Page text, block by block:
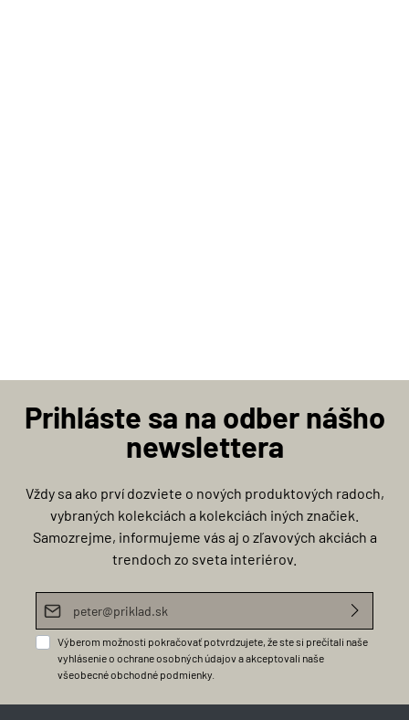
Prihláste sa na odber nášho
newslettera
Vždy sa ako prví dozviete o nových produktových radoch,
vybraných kolekciách a kolekciách iných značiek.
Samozrejme, informujeme vás aj o zľavových akciách a
trendoch zo sveta interiérov.
E-mailová adresa*
Výberom možnosti pokračovať potvrdzujete, že ste si prečítali naše
vyhlásenie o ochrane osobných údajova akceptovali naše
všeobecné obchodné podmienky